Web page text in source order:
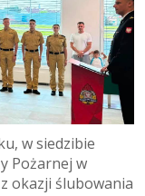
w siedzibie
Pożarnej w
okazji ślubowania